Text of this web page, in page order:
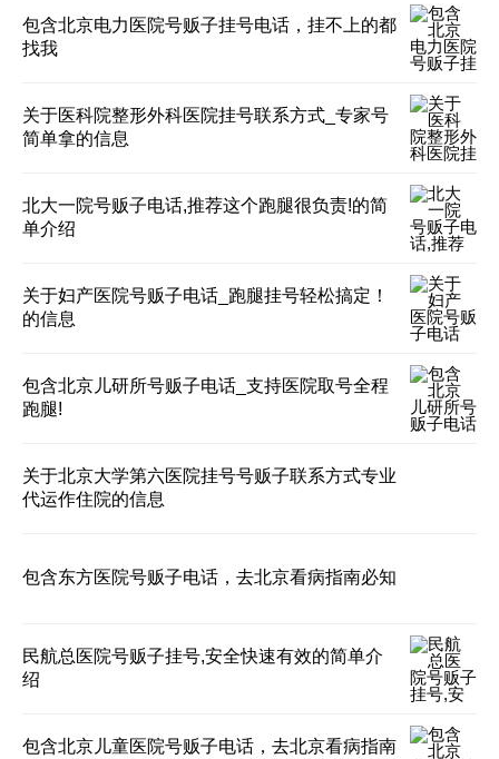
包含北京电力医院号贩子挂号电话，挂不上的都
找我
关于医科院整形外科医院挂号联系方式_专家号
简单拿的信息
北大一院号贩子电话,推荐这个跑腿很负责!的简
单介绍
关于妇产医院号贩子电话_跑腿挂号轻松搞定！
的信息
包含北京儿研所号贩子电话_支持医院取号全程
跑腿!
关于北京大学第六医院挂号号贩子联系方式专业
代运作住院的信息
包含东方医院号贩子电话，去北京看病指南必知
民航总医院号贩子挂号,安全快速有效的简单介
绍
包含北京儿童医院号贩子电话，去北京看病指南